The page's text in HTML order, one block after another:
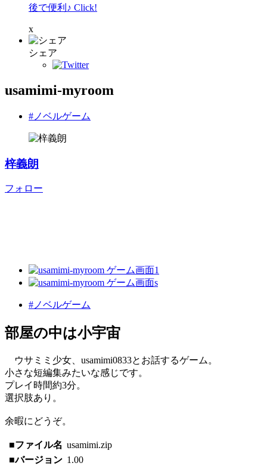
後で便利♪ Click!
x
シェア
usamimi-myroom
#ノベルゲーム
梓義朗
フォロー
#ノベルゲーム
部屋の中は小宇宙
ウサミミ少女、usamimi0833とお話するゲーム。
小さな短編集みたいな感じです。
プレイ時間約3分。
選択肢あり。
余暇にどうぞ。
■ファイル名 usamimi.zip
■バージョン 1.00